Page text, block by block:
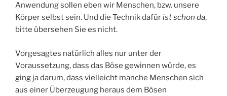
Anwendung sollen eben wir Menschen, bzw. unsere
Körper selbst sein. Und die Technik dafürist schon da,
bitte übersehen Sie es nicht.
Vorgesagtes natürlich alles nur unter der
Voraussetzung, dass das Böse gewinnen würde, es
ging ja darum, dass vielleicht manche Menschen sich
aus einer Überzeugung heraus dem Bösen